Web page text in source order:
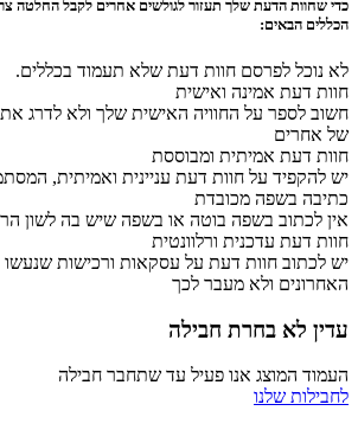
כדי שחוות הדעת שלך תעזור לגולשים אחרים לקבל החלטה
הכללים הבאים:
לא נוכל לפרסם חוות דעת שלא תעמוד בכללים.
חוות דעת אמינה ואישית
חשוב לספר על החוויה האישית שלך ולא לדרג
של אחרים
חוות דעת אמיתית ומבוססת
יש להקפיד על חוות דעת עניינית ואמיתית,
כתיבה בשפה מכובדת
אין לכתוב בשפה בוטה או בשפה שיש בה לשון
חוות דעת עדכנית ורלוונטית
האחרונים ולא מעבר לכך
עדין לא בחרת חבילה
העמוד המוצג אנו פעיל עד שתחבר חבילה
לחבילות שלנו